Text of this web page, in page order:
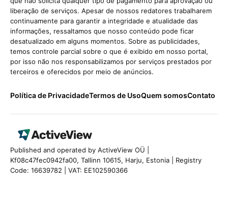
liberação de serviços. Apesar de nossos redatores trabalharem
continuamente para garantir a integridade e atualidade das
informações, ressaltamos que nosso conteúdo pode ficar
desatualizado em alguns momentos. Sobre as publicidades,
temos controle parcial sobre o que é exibido em nosso portal,
por isso não nos responsabilizamos por serviços prestados por
terceiros e oferecidos por meio de anúncios.
Política de PrivacidadeTermos de UsoQuem somosContato
Published and operated by ActiveView OÜ |
Kf08c47fec0942fa00, Tallinn 10615, Harju, Estonia | Registry
Code: 16639782 | VAT: EE102590366